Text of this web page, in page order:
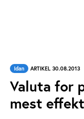
Idan ARTIKEL 30.08.2013
Valuta for
mest